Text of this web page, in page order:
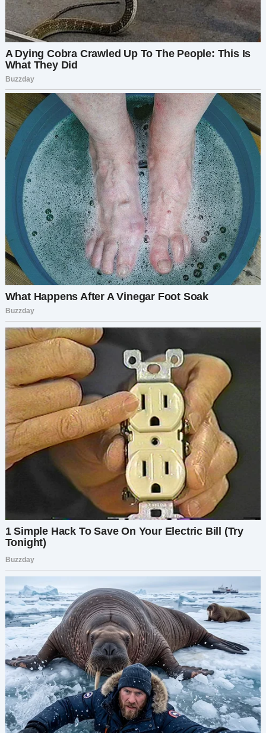
«команду» на первое место — только чтобы в
итоге понять, что играла в одиночку.
Клара качала головой:
— Ты знаешь, что самое странное? Я помню,
когда вы только переехали, Игорь сказал мне,
что квартира принадлежит его маме. Я тогда
подумала, что ты в курсе.
У меня похолодело внутри:
— Он тебе это сказал?
Она кивнула:
— Да, говорил, что это “семейная
договорённость”.
Семейная договорённость… Скорее тщательно
продуманная ложь.
Это было последней каплей. Я больше не была
просто злой — я была окончательно
опустошена.
Через несколько дней мы встретились с
Игорем в кафе. Я была на удивление спокойна.
Он выглядел взволнованным:
— Ты готова вернуться домой?
Я покачала головой:
— Нет, Игорь. Всё кончено.
Его лицо побледнело:
— Я знаю, я всё испортил. Но ведь я тебя не
Я сухо рассмеялась:
— Знаешь, в каком-то смысле изменял. Ты
предал моё доверие, ты лгал молчанием и
позволял мне страдать, в то время как сам
наслаждался жизнью. Это не любовь, Игорь.
Он опустил глаза:
— Я просто хотел помочь маме…
Я протянула ему папку с документами о
разводе:
— Тогда пусть теперь она помогает тебе.
Расставание было тяжёлым. Раздел